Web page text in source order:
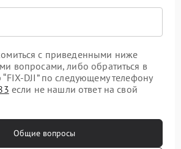
с приведенными ниже
вопросами, либо обратиться в
DJI” по следующему телефону
если не нашли ответ на свой
Общие вопросы